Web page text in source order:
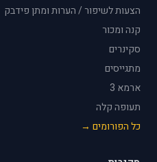
הצעות לשיפור / הערות ומתן פידבק
קנה ומכור
סקינרים
מתגייסים
ארמא 3
תעופה קלה
כל הפורומים →